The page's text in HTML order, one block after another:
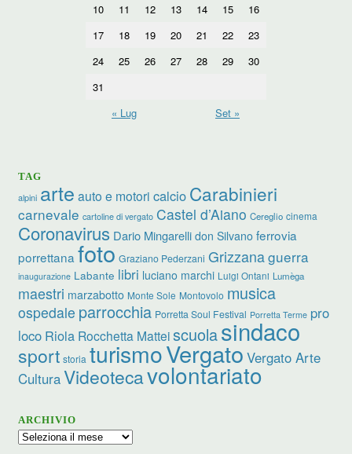
10
11 12 13 14 15
16
17
18 19 20 21 22
23
24
25 26 27 28 29
30
31
« Lug
Set »
TAG
alpini arte auto e motori calcio Carabinieri
carnevale cartoline di vergato Castel d’Aiano Cereglio cinema
Coronavirus Dario Mingarelli don Silvano ferrovia
porrettana foto Graziano Pederzani Grizzanaguerra
inaugurazione Labante libri luciano marchi Luigi Ontani Lumèga
maestri marzabotto Monte Sole Montovolo musica
ospedale parrocchia Porretta Soul Festival Porretta Terme pro
loco Riola Rocchetta Matteiscuolasindaco
sport storia turismoVergato Vergato Arte
CulturaVideotecavolontariato
ARCHIVIO
Archivio